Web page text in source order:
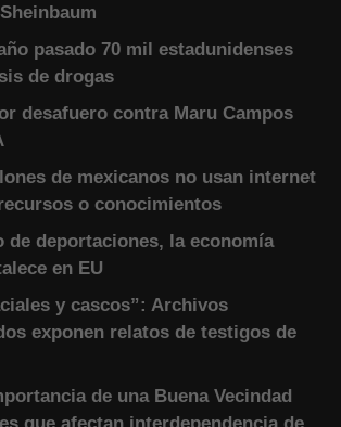
pasado 70 mil estadunidenses
de drogas
desafuero contra Maru Campos
de mexicanos no usan internet
o conocimientos
de deportaciones, la economía
en EU
y cascos”: Archivos
exponen relatos de testigos de
de una Buena Vecindad